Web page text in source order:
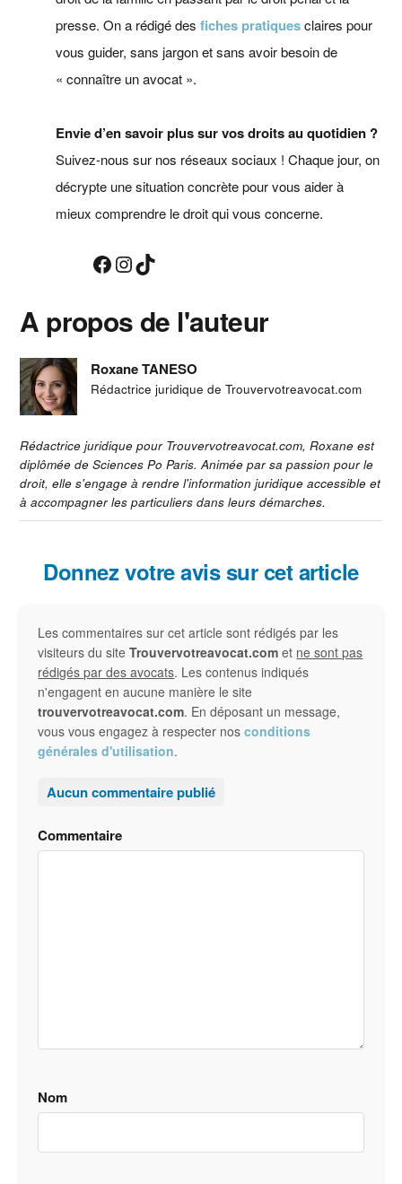
presse. On a rédigé desfiches pratiquesclaires pour
vous guider, sans jargon et sans avoir besoin de
« connaître un avocat ».
Envie d’en savoir plus sur vos droits au quotidien ?
Suivez-nous sur nos réseaux sociaux ! Chaque jour, on
décrypte une situation concrète pour vous aider à
mieux comprendre le droit qui vous concerne.
Facebook
Instagram
TikTok
A propos de l'auteur
Roxane TANESO
Rédactrice juridique de Trouvervotreavocat.com
Rédactrice juridique pour Trouvervotreavocat.com, Roxane est
diplômée de Sciences Po Paris. Animée par sa passion pour le
droit, elle s'engage à rendre l'information juridique accessible et
à accompagner les particuliers dans leurs démarches.
Interactions
lecteur
Donnez votre avis sur cet article
Les commentaires sur cet article sont rédigés par les
visiteurs du siteTrouvervotreavocat.com et ne sont pas
rédigés par des avocats. Les contenus indiqués
n'engagent en aucune manière le site
trouvervotreavocat.com. En déposant un message,
vous vous engagez à respecter nosconditions
générales d'utilisation.
Aucun commentaire publié
Commentaire
Nom